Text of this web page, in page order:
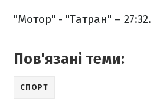
"Мотор" - "Татран" – 27:32.
Пов'язані теми:
СПОРТ